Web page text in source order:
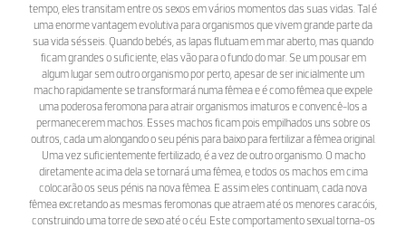
tempo, eles transitam entre os sexos em vários momentos das suas vidas. Tal é
uma enorme vantagem evolutiva para organismos que vivem grande parte da
sua vida sésseis. Quando bebés, as lapas flutuam em mar aberto, mas quando
ficam grandes o suficiente, elas vão para o fundo do mar. Se um pousar em
algum lugar sem outro organismo por perto, apesar de ser inicialmente um
macho rapidamente se transformará numa fêmea e é como fêmea que expele
uma poderosa feromona para atrair organismos imaturos e convencê-los a
permanecerem machos. Esses machos ficam pois empilhados uns sobre os
outros, cada um alongando o seu pénis para baixo para fertilizar a fêmea original.
Uma vez suficientemente fertilizado, é a vez de outro organismo. O macho
diretamente acima dela se tornará uma fêmea, e todos os machos em cima
colocarão os seus pénis na nova fêmea. E assim eles continuam, cada nova
fêmea excretando as mesmas feromonas que atraem até os menores caracóis,
construindo uma torre de sexo até o céu. Este comportamento sexual torna-os